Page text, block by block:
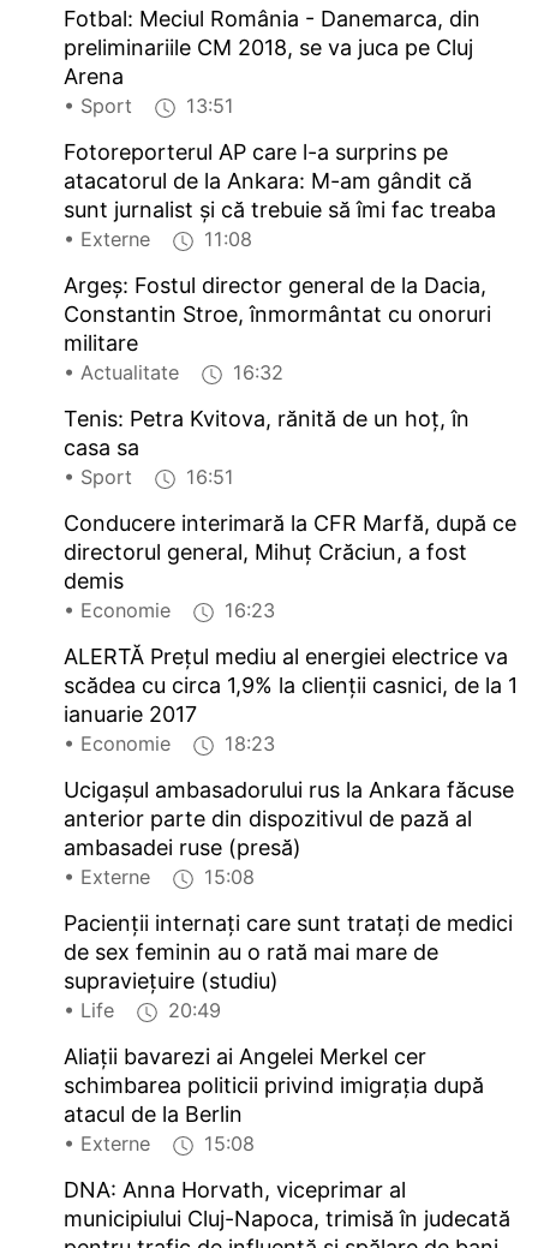
Fotbal: Meciul România - Danemarca, din
preliminariile CM 2018, se va juca pe Cluj
Arena
• Sport 13:51
Fotoreporterul AP care l-a surprins pe
atacatorul de la Ankara: M-am gândit că
sunt jurnalist și că trebuie să îmi fac treaba
• Externe 11:08
Argeș: Fostul director general de la Dacia,
Constantin Stroe, înmormântat cu onoruri
militare
• Actualitate 16:32
Tenis: Petra Kvitova, rănită de un hoț, în
casa sa
• Sport 16:51
Conducere interimară la CFR Marfă, după ce
directorul general, Mihuț Crăciun, a fost
demis
• Economie 16:23
ALERTĂ Prețul mediu al energiei electrice va
scădea cu circa 1,9% la clienții casnici, de la 1
ianuarie 2017
• Economie 18:23
Ucigașul ambasadorului rus la Ankara făcuse
anterior parte din dispozitivul de pază al
ambasadei ruse (presă)
• Externe 15:08
Pacienții internați care sunt tratați de medici
de sex feminin au o rată mai mare de
supraviețuire (studiu)
• Life 20:49
Aliații bavarezi ai Angelei Merkel cer
schimbarea politicii privind imigrația după
atacul de la Berlin
• Externe 15:08
DNA: Anna Horvath, viceprimar al
municipiului Cluj-Napoca, trimisă în judecată